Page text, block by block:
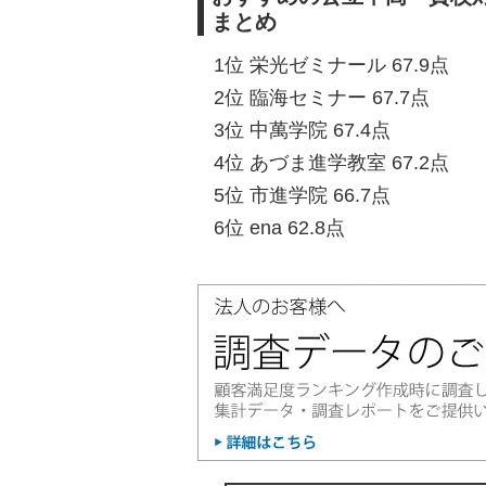
まとめ
1位 栄光ゼミナール 67.9点
2位 臨海セミナー 67.7点
3位 中萬学院 67.4点
4位 あづま進学教室 67.2点
5位 市進学院 66.7点
6位 ena 62.8点